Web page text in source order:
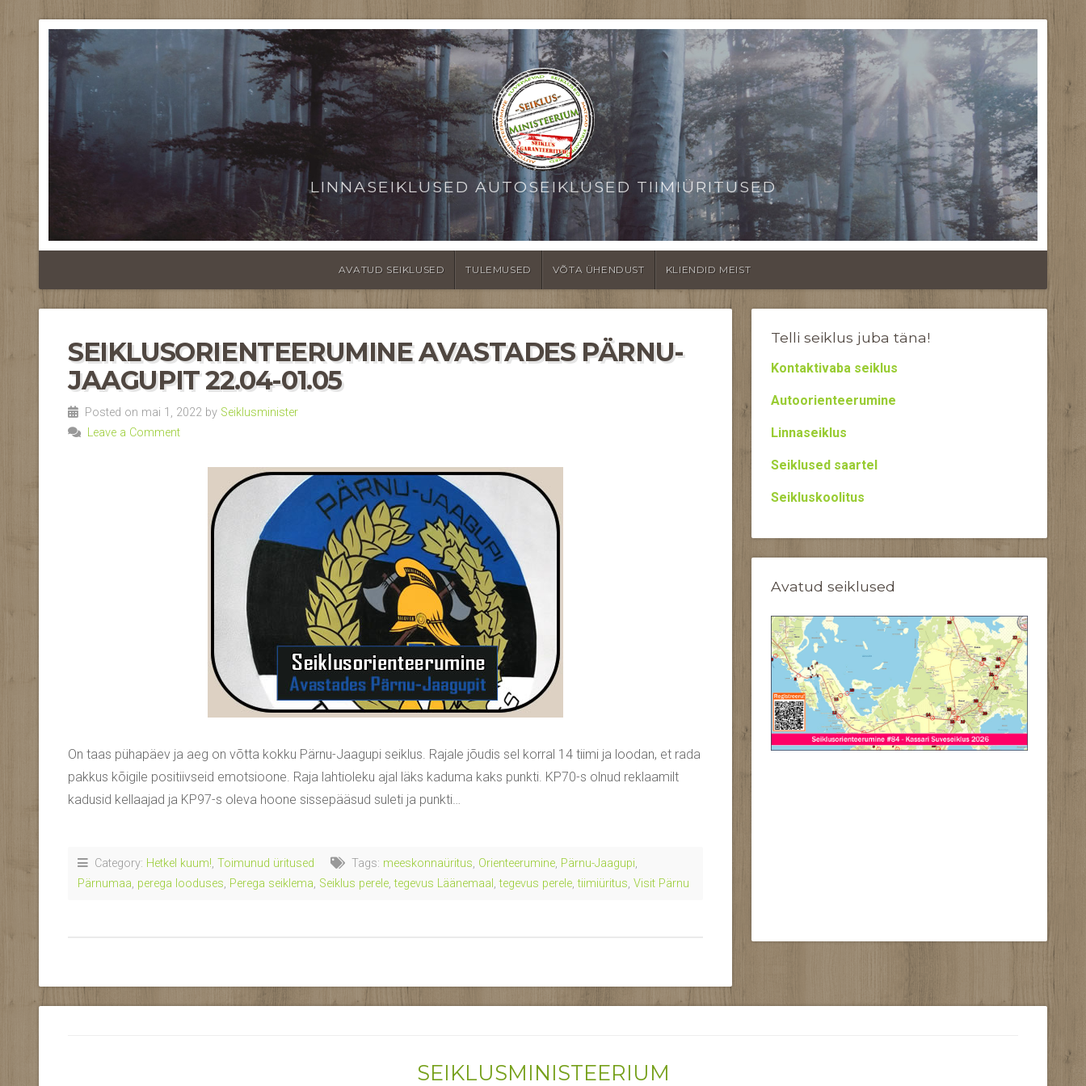
LINNASEIKLUSED AUTOSEIKLUSED TIIMIÜRITUSED
AVATUD SEIKLUSED TULEMUSED VÕTA ÜHENDUST KLIENDID MEIST
SEIKLUSORIENTEERUMINE AVASTADES PÄRNU-
JAAGUPIT 22.04-01.05
Posted on mai 1, 2022 by Seiklusminister
Leave a Comment
On taas pühapäev ja aeg on võtta kokku Pärnu-Jaagupi seiklus. Rajale jõudis sel korral 14 tiimi ja loodan, et rada
pakkus kõigile positiivseid emotsioone. Raja lahtioleku ajal läks kaduma kaks punkti. KP70-s olnud reklaamilt
kadusid kellaajad ja KP97-s oleva hoone sissepääsud suleti ja punkti…
Category: Hetkel kuum!, Toimunud üritused Tags: meeskonnaüritus, Orienteerumine, Pärnu-Jaagupi,
Pärnumaa, perega looduses, Perega seiklema, Seiklus perele,tegevus Läänemaal ,tegevus perele,tiimiüritus, Visit Pärnu
Telli seiklus juba täna!
Kontaktivaba seiklus
Autoorienteerumine
Linnaseiklus
Seiklused saartel
Seikluskoolitus
Avatud seiklused
SEIKLUSMINISTEERIUM